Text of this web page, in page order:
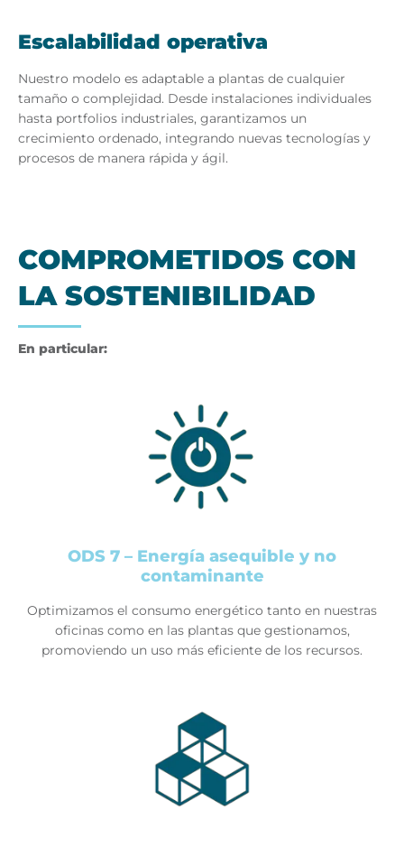
Escalabilidad operativa
Nuestro modelo es adaptable a plantas de cualquier
tamaño o complejidad. Desde instalaciones individuales
hasta portfolios industriales, garantizamos un
crecimiento ordenado, integrando nuevas tecnologías y
procesos de manera rápida y ágil.
COM­PRO­ME­TI­DOS CON
LA SOS­TE­NI­BI­LI­DAD
En particular:
ODS 7 – Energía asequible y no
contaminante
Optimizamos el consumo energético tanto en nuestras
oficinas como en las plantas que gestionamos,
promoviendo un uso más eficiente de los recursos.